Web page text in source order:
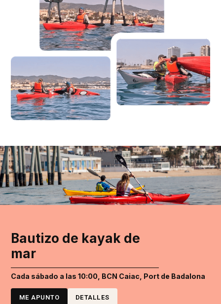
Bautizo de kayak de
mar
Cada sábado a las 10:00, BCN Caiac, Port de Badalona
ME APUNTO DETALLES